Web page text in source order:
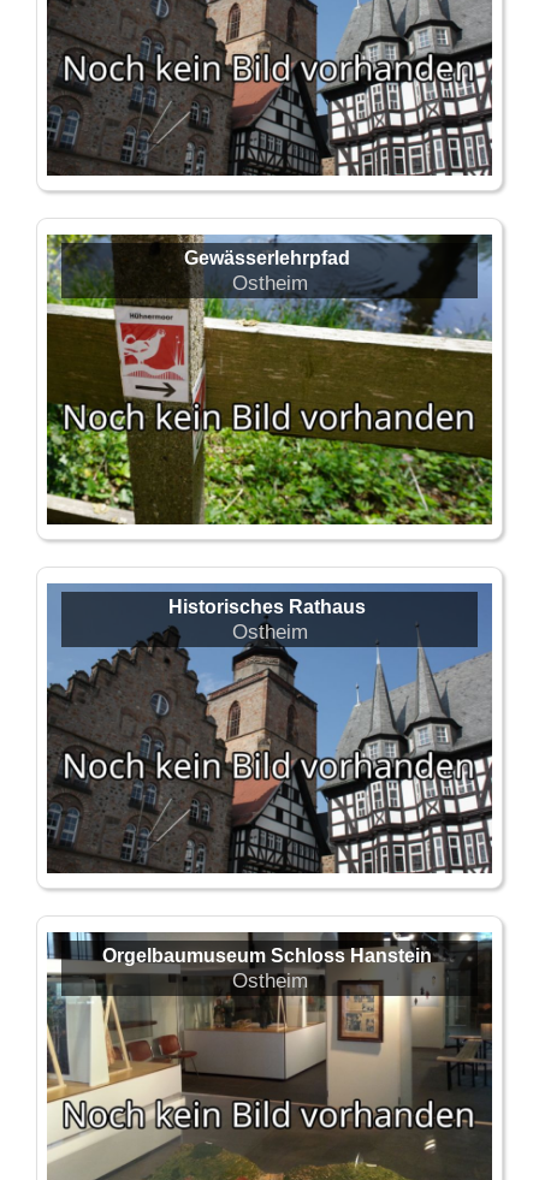
Gewässerlehrpfad
Ostheim
Historisches Rathaus
Ostheim
Orgelbaumuseum Schloss Hanstein
Ostheim